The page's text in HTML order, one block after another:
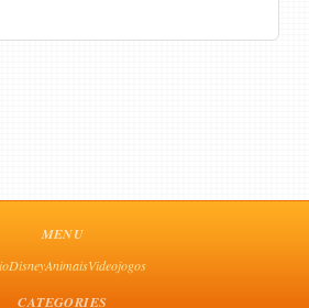
MENU
DisneyAnimaisVideojogos
CATEGORIES